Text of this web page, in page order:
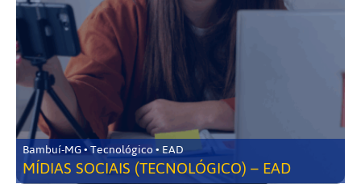
Bambuí-MG • Tecnológico • EAD
MÍDIAS SOCIAIS (TECNOLÓGICO) – EAD